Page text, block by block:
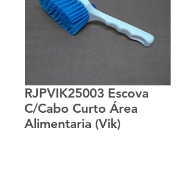
RJPVIK25003 Escova
C/Cabo Curto Área
Alimentaria (Vik)